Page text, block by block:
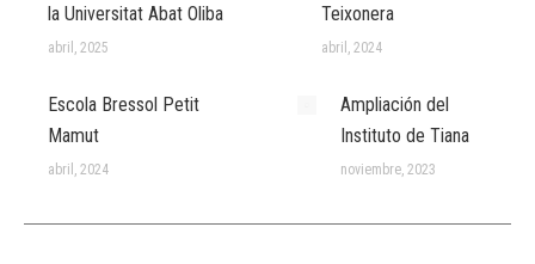
la Universitat Abat Oliba
abril, 2025
Teixonera
abril, 2024
Escola Bressol Petit
Mamut
abril, 2024
Ampliación del
Instituto de Tiana
noviembre, 2023